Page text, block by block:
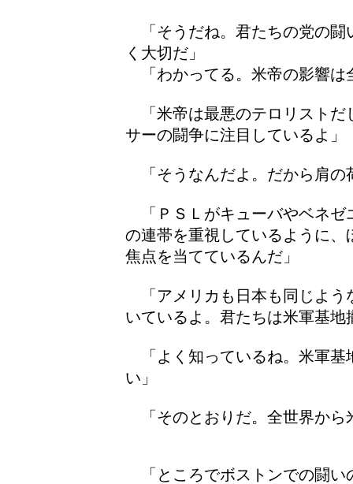
「そうだね。君たちの党の闘
く大切だ」
「わかってる。米帝の影響は
「米帝は最悪のテロリストだ
サーの闘争に注目しているよ」
「そうなんだよ。だから肩の
「ＰＳＬがキューバやベネゼ
の連帯を重視しているように
焦点を当てているんだ」
「アメリカも日本も同じよう
いているよ。君たちは米軍基
「よく知っているね。米軍基
い」
「そのとおりだ。全世界から
「ところでボストンでの闘い